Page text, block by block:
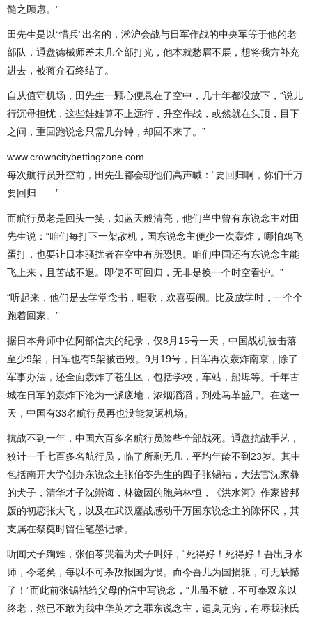
髓之顾虑。”
田先生是以“惜兵”出名的，淞沪会战与日军作战的中央军等于他的老
部队，通盘德械师差未几全部打光，他本就愁眉不展，想将我方补充
进去，被蒋介石终结了。
自从值守机场，田先生一颗心便悬在了空中，几十年都没放下，“说儿
行沉母担忧，这些娃娃算不上远行，升空作战，或然就在头顶，目下
之间，重回跑说念只需几分钟，却回不来了。”
www.crowncitybettingzone.com
每次航行员升空前，田先生都会朝他们高声喊：“要回归啊，你们千万
要回归——”
而航行员老是回头一笑，如蓝天般清亮，他们当中曾有东说念主对田
先生说：“咱们每打下一架敌机，国东说念主便少一次轰炸，哪怕鸡飞
蛋打，也要让日本骚扰者在空中有所恐惧。咱们中国还有东说念主能
飞上来，且苦战不退。即便不可回归，无非是换一个时空看护。”
“听起来，他们是去学堂念书，唱歌，欢喜耍闹。比及放学时，一个个
跑着回家。”
据日本舟师中佐阿部信夫的纪录，仅8月15号一天，中国战机被击落
至少9架，日军也有5架被击毁。9月19号，日军再次轰炸南京，除了
军事办法，还全面轰炸了苍生区，包括学校，车站，船埠等。千年古
城在日军的轰炸下沦为一派废地，浓烟滔滔，到处马革盛尸。在这一
天，中国有33名航行员再也没能复返机场。
抗战不到一年，中国六百多名航行员险些全部战死。通盘抗战手艺，
狡计一千七百多名航行员，临了所剩无几，平均年龄不到23岁。其中
包括南开大学创办东说念主张伯苓先生的四子张锡祜，大法官沈家彝
的犬子，清华才子沈崇诲，林徽因的胞弟林恒，《洪水河》作家皆邦
媛的初恋张大飞，以及在武汉鏖战感动千万国东说念主的陈怀民，其
支属在祭奠时留住笔墨记录。
听闻犬子殉难，张伯苓哭着为犬子叫好，“死得好！死得好！吾出身水
师，今老矣，每以不可杀敌报国为恨。而今吾儿为国捐躯，可无缺憾
了！”而此前张锡祜给父母的信中写说念，“儿虽不敏，不可奉双亲以
终老，然已不敢为我中华英才之罪东说念主，遗臭无穷，有辱我张氏